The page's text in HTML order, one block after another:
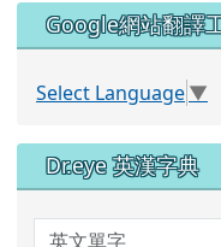
Google網站翻譯
Select Language▼
Dr.eye 英漢字典
英文單字